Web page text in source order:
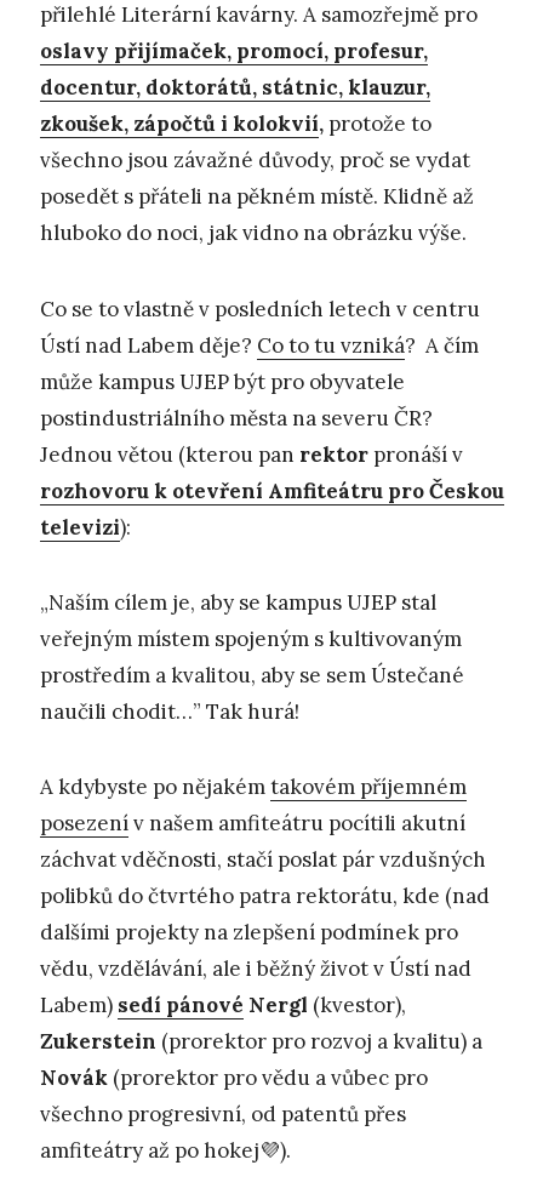
přilehlé Literární kavárny. A samozřejmě pro
oslavy přijímaček, promocí, profesur,
docentur, doktorátů, státnic, klauzur,
zkoušek, zápočtů i kolokvií, protože to
všechno jsou závažné důvody, proč se vydat
posedět s přáteli na pěkném místě. Klidně až
hluboko do noci, jak vidno na obrázku výše.
Co se to vlastně v posledních letech v centru
Ústí nad Labem děje? Co to tu vzniká? A čím
může kampus UJEP být pro obyvatele
postindustriálního města na severu ČR?
Jednou větou (kterou pan rektor pronáší v
rozhovoru k otevření Amfiteátru pro Českou
televizi):
„Naším cílem je, aby se kampus UJEP stal
veřejným místem spojeným s kultivovaným
prostředím a kvalitou, aby se sem Ústečané
naučili chodit…” Tak hurá!
A kdybyste po nějakémtakovém příjemném
posezenív našem amfiteátru pocítili akutní
záchvat vděčnosti, stačí poslat pár vzdušných
polibků do čtvrtého patra rektorátu, kde (nad
dalšími projekty na zlepšení podmínek pro
vědu, vzdělávání, ale i běžný život v Ústí nad
Labem) sedí pánové Nergl (kvestor),
Zukerstein (prorektor pro rozvoj a kvalitu) a
Novák (prorektor pro vědu a vůbec pro
všechno progresivní, od patentů přes
amfiteátry až po hokej💜).